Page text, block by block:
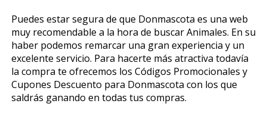
Puedes estar segura de que Donmascota es una web
muy recomendable a la hora de buscar Animales. En su
haber podemos remarcar una gran experiencia y un
excelente servicio. Para hacerte más atractiva todavía
la compra te ofrecemos los Códigos Promocionales y
Cupones Descuento para Donmascota con los que
saldrás ganando en todas tus compras.